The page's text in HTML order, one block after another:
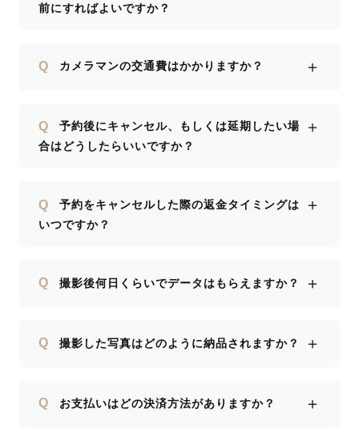
前にすればよいですか？
Q カメラマンの交通費はかかりますか？ ＋
Q
予約後にキャンセル、もしくは延期したい場
合はどうしたらいいですか？
＋
Q
予約をキャンセルした際の返金タイミングは
いつですか？
＋
Q 撮影後何日くらいでデータはもらえますか？ ＋
Q 撮影した写真はどのように納品されますか？ ＋
Q お支払いはどの決済方法がありますか？ ＋